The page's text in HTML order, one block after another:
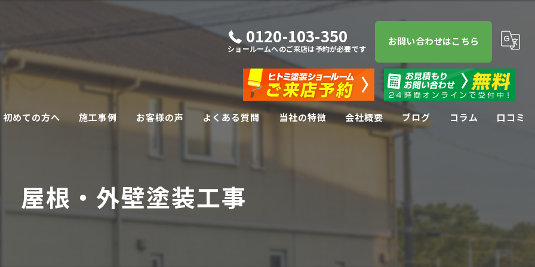
0120-103-350
ショールームへのご来店は予約が必要です
お問い合わせはこちら
初めての方へ 施工事例
外壁・屋根リフォーム
その他リフォーム
お客様の声 よくある質問 当社の特徴 会社概要 ブログ コラム 口コミ
屋根・外壁塗装工事